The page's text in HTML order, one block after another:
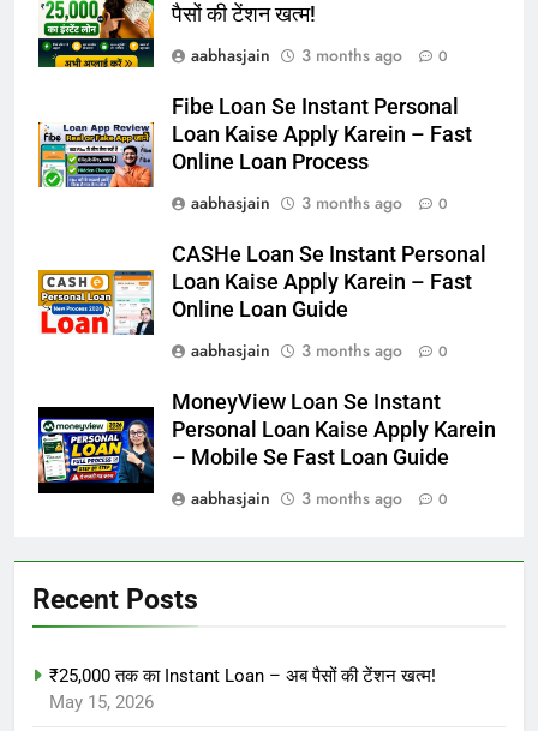
पैसों की टेंशन खत्म!
aabhasjain
3 months ago 0
Fibe Loan Se Instant Personal
Loan Kaise Apply Karein – Fast
Online Loan Process
aabhasjain
3 months ago 0
CASHe Loan Se Instant Personal
Loan Kaise Apply Karein – Fast
Online Loan Guide
aabhasjain
3 months ago 0
MoneyView Loan Se Instant
Personal Loan Kaise Apply Karein
– Mobile Se Fast Loan Guide
aabhasjain
3 months ago 0
Recent Posts
₹25,000 तक का Instant Loan – अब पैसों की टेंशन खत्म!
May 15, 2026